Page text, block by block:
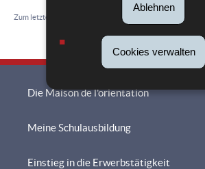
Ablehnen
Cookies verwalten
Zum letzten Mal aktualisiert am 15/12/2023
Die Maison de l'orientation
Meine Schulausbildung
Einstieg in die Erwerbstätigkeit